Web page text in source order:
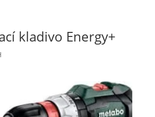
kladivo Energy+